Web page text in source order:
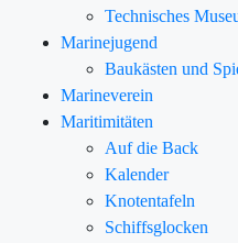
Technisches
Marinejugend
Baukästen und
Marineverein
Maritimitäten
Auf die Back
Kalender
Knotentafeln
Schiffsglocken